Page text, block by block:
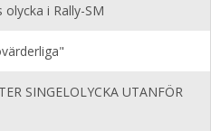
i Rally-SM
SINGELOLYCKA UTANFÖR